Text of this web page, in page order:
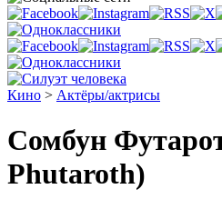
Кино > Актёры/актрисы
Сомбун
Phutaroth)